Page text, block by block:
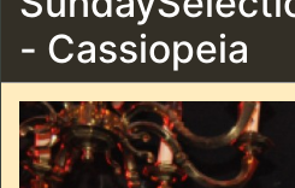
- Cassiopeia